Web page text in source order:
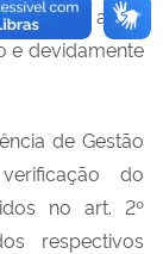
e que ainda
e devidamente
de Gestão
do
no art. 2º
respectivos